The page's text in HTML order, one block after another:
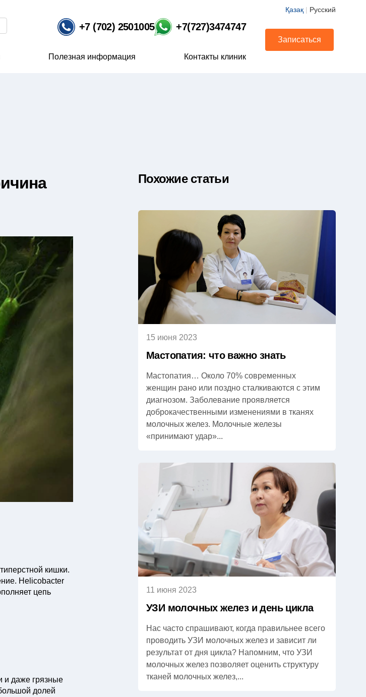
Қазақ | Русский
+7 (702) 2501005 +7(727)3474747
Полезная информация Контакты клиник
Записаться
кишки.
Helicobacter
цепь
и даже грязные
долей
Похожие статьи
15 июня 2023
Мастопатия: что важно знать
Мастопатия… Около 70% современных
женщин рано или поздно сталкиваются с этим
диагнозом. Заболевание проявляется
доброкачественными изменениями в тканях
молочных желез. Молочные железы
«принимают удар»...
11 июня 2023
УЗИ молочных желез и день цикла
Нас часто спрашивают, когда правильнее всего
проводить УЗИ молочных желез и зависит ли
результат от дня цикла? Напомним, что УЗИ
молочных желез позволяет оценить структуру
тканей молочных желез,...